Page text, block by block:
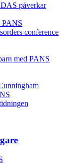
påverkar
PANS
conference
med PANS